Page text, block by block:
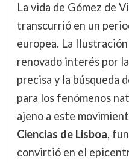
La vida de Gómez de
transcurrió en un
europea. La
renovado interés por
precisa y la búsqueda
para los fenómenos
ajeno a este
Ciencias de Lisboa,
convirtió en el